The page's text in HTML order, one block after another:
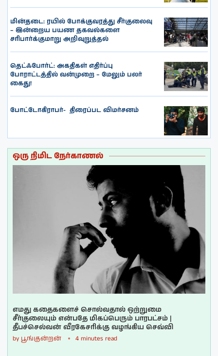
மின்தடை: ரயில் போக்குவரத்து சீர்குலைவு
– இன்றைய பயண தகவல்களை
சரிபார்க்குமாறு அறிவுறுத்தல்
தெட்ஃபோர்ட்: அகதிகள் எதிர்ப்பு
போராட்டத்தில் வன்முறை – மேலும் பலர்
கைது!
போட்டோகிராபர்- ‌ திரைப்பட விமர்சனம்
ஒரு நிமிட நேர்காணல்
எமது கதைகளைச் சொல்வதால் ஒற்றுமை
சீர்குலையும் என்பதே மிகப்பெரும் பாரபட்சம் |
தீபச்செல்வன் வீரகேசரிக்கு வழங்கிய செவ்வி
by பூங்குன்றன் 4 minutes read